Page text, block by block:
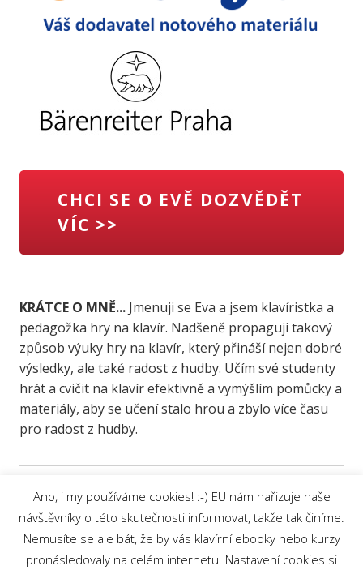
CHCI SE O EVĚ DOZVĚDĚT
VÍC >>
KRÁTCE O MNĚ...Jmenuji se Eva a jsem klavíristka a
pedagožka hry na klavír. Nadšeně propaguji takový
způsob výuky hry na klavír, který přináší nejen dobré
výsledky, ale také radost z hudby. Učím své studenty
hrát a cvičit na klavír efektivně a vymýšlím pomůcky a
materiály, aby se učení stalo hrou a zbylo více času
pro radost z hudby.
Ochrana osobních údajů |© 2019 Eva
Ano, i my používáme cookies! :-) EU nám nařizuje naše
návštěvníky o této skutečnosti informovat, takže tak činíme.
Nemusíte se ale bát, že by vás klavírní ebooky nebo kurzy
pronásledovaly na celém internetu. Nastavení cookies si